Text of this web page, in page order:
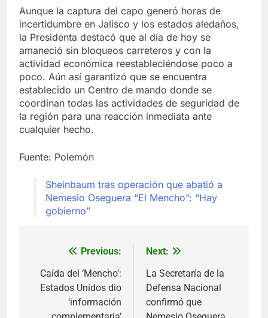
Aunque la captura del capo generó horas de
incertidumbre en Jalisco y los estados aledaños,
la Presidenta destacó que al día de hoy se
amaneció sin bloqueos carreteros y con la
actividad económica reestableciéndose poco a
poco. Aún así garantizó que se encuentra
establecido un Centro de mando donde se
coordinan todas las actividades de seguridad de
la región para una reacción inmediata ante
cualquier hecho.
Fuente: Polemón
Sheinbaum tras operación que abatió a
Nemesio Oseguera “El Mencho”: “Hay
gobierno”
Navegación
de
entradas
Previous:
Caída del ‘Mencho’:
Estados Unidos dio
‘información
Next:
La Secretaría de la
Defensa Nacional
confirmó que